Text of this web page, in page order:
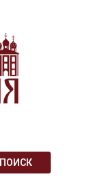
ПОИСК